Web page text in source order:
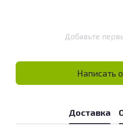
Добавьте
Написать
Доставка